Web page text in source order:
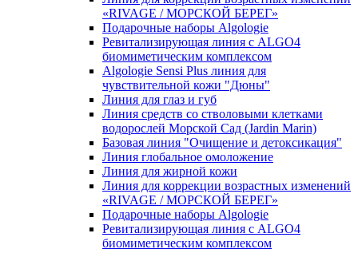
«RIVAGE / МОРСКОЙ БЕРЕГ»
Подарочные наборы Algologie
Ревитализирующая линия с ALGO4
биомиметическим комплексом
Algologie Sensi Plus линия для
чувcтвительной кожи "Дюны"
Линия для глаз и губ
Линия средств со стволовыми клетками
водорослей Морской Сад (Jardin Marin)
Базовая линия "Очищение и детоксикация"
Линия глобальное омоложение
Линия для жирной кожи
Линия для коррекции возрастных изменений
«RIVAGE / МОРСКОЙ БЕРЕГ»
Подарочные наборы Algologie
Ревитализирующая линия с ALGO4
биомиметическим комплексом